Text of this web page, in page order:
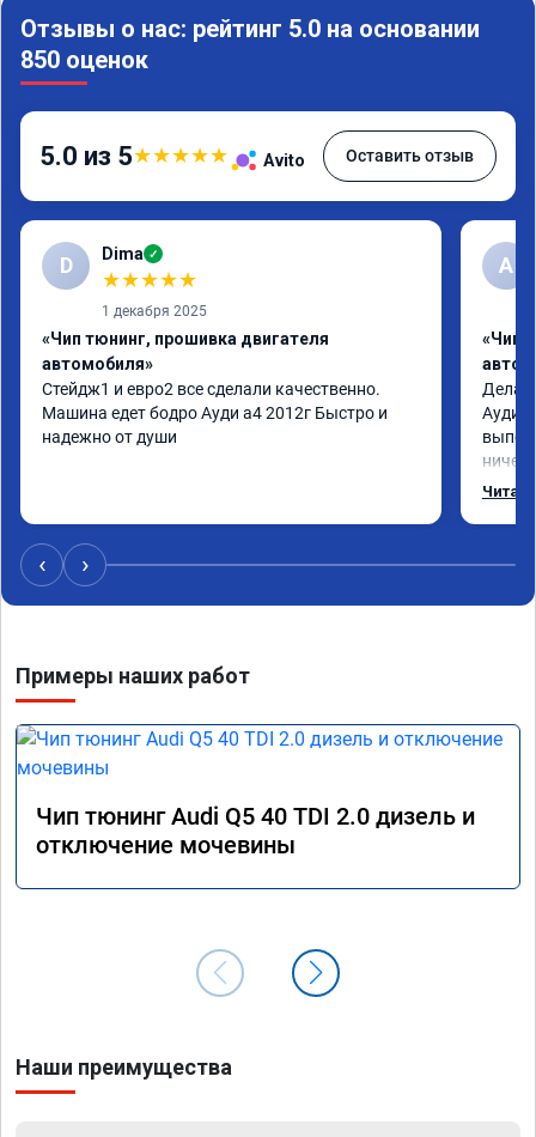
Отзывы о нас: рейтинг 5.0 на основании
850 оценок
5.0 из 5★★★★★ Avito Оставить отзыв
D Dima ✓
★★★★★
1 декабря 2025
«Чип тюнинг, прошивка двигателя
автомобиля»
Стейдж1 и евро2 все сделали качественно.
Машина едет бодро Ауди а4 2012г Быстро и
надежно от души
А
«Чип
Делал
‹ ›
Примеры наших работ
Чип тюнинг Audi Q5 40 TDI 2.0 дизель и
отключение мочевины
Наши преимущества